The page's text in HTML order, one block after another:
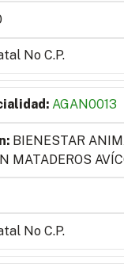
No C.P.
AGAN0013
BIENESTAR
MATADEROS
No C.P.